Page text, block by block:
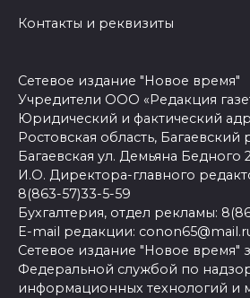
Контакты и реквизиты
Сетевое издание "Новое время"
Учредители ООО «Редакция
Юридический и фактический
Ростовская область, Багаевский
Багаевская ул. Демьяна Бедного
И.О. Директора-главного
8(863-57)33-5-59
Бухгалтерия, отдел рекламы:
E-mail редакции:
Сетевое издание "Новое время"
Федеральной службой по
информационных технологий и